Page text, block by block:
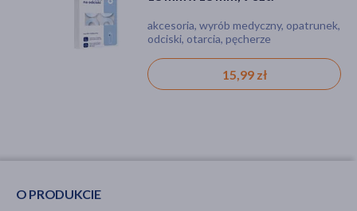
akcesoria, wyrób medyczny, opatrunek,
odciski, otarcia, pęcherze
15,99 zł
tabletka
14,99 zł
O PRODUKCIE